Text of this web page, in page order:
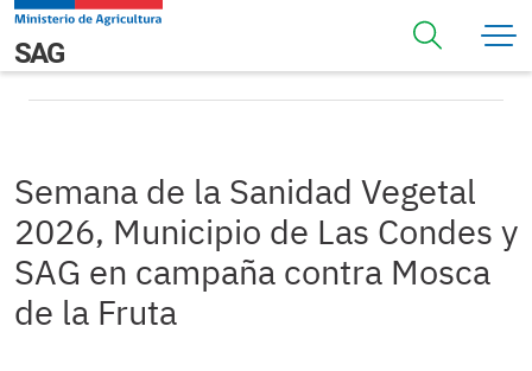
Pasar al contenido principal
Navegación principal
SAGSemana de la Sanidad Vegetal 2026, Municipio de Las
Condes y SAG en campaña contra Mosca de la Fruta
Semana de la Sanidad Vegetal
2026, Municipio de Las Condes y
SAG en campaña contra Mosca
de la Fruta